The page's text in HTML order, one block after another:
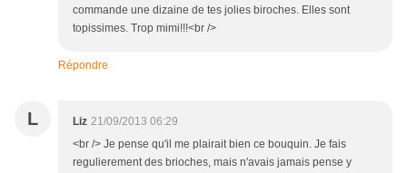
commande une dizaine de tes jolies biroches. Elles sont
topissimes. Trop mimi!!!<br />
Répondre
L Liz 21/09/2013 06:29
<br /> Je pense qu'il me plairait bien ce bouquin. Je fais
regulierement des brioches, mais n'avais jamais pense y